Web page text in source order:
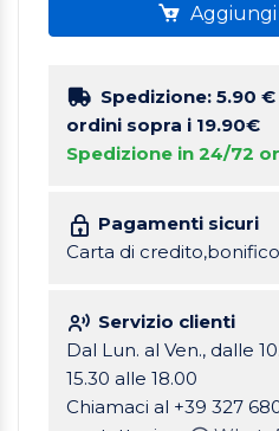
Spedizione: 5.90 €
ordini sopra i 19.90€
Spedizione in 24/72
Pagamenti sicuri
Carta di
Servizio clienti
Dal Lun. al Ven., dalle
15.30 alle 18.00
Chiamaci al +39 327